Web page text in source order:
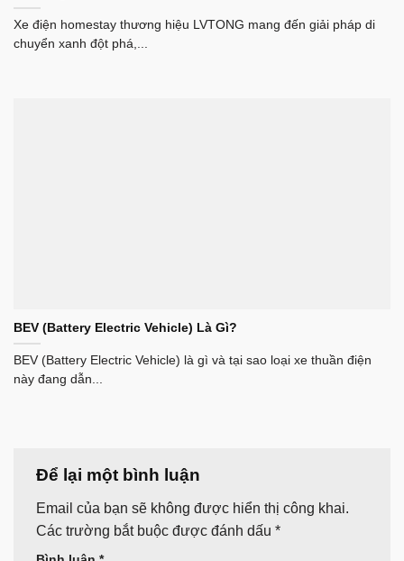
Xe điện homestay thương hiệu LVTONG mang đến giải pháp di
chuyển xanh đột phá,...
BEV (Battery Electric Vehicle) Là Gì?
BEV (Battery Electric Vehicle) là gì và tại sao loại xe thuần điện
này đang dẫn...
Để lại một bình luận
Email của bạn sẽ không được hiển thị công khai.
Các trường bắt buộc được đánh dấu *